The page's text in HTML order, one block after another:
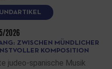
2026
ZWISCHEN MÜNDLICHER
KOMPOSITION
judeo-spanische Musik